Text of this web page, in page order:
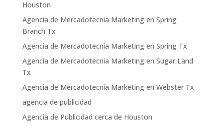
Houston
Agencia de Mercadotecnia Marketing en Spring
Branch Tx
Agencia de Mercadotecnia Marketing en Spring Tx
Agencia de Mercadotecnia Marketing en Sugar Land
Tx
Agencia de Mercadotecnia Marketing en Webster Tx
agencia de publicidad
Agencia de Publicidad cerca de Houston